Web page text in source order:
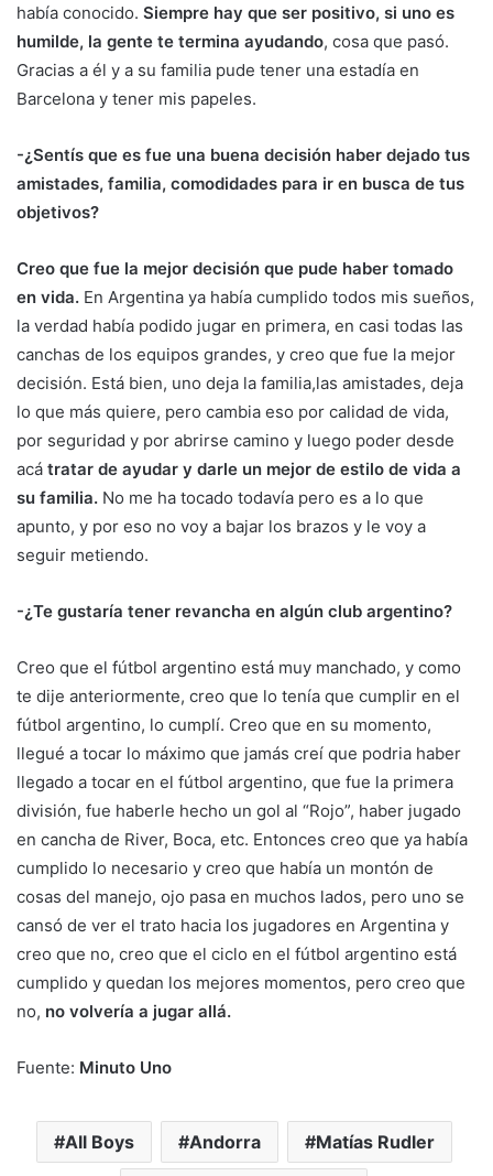
había conocido. Siempre hay que ser positivo, si uno es
humilde, la gente te termina ayudando, cosa que pasó.
Gracias a él y a su familia pude tener una estadía en
Barcelona y tener mis papeles.
-¿Sentís que es fue una buena decisión haber dejado tus
amistades, familia, comodidades para ir en busca de tus
objetivos?
Creo que fue la mejor decisión que pude haber tomado
en vida. En Argentina ya había cumplido todos mis sueños,
la verdad había podido jugar en primera, en casi todas las
canchas de los equipos grandes, y creo que fue la mejor
decisión. Está bien, uno deja la familia,las amistades, deja
lo que más quiere, pero cambia eso por calidad de vida,
por seguridad y por abrirse camino y luego poder desde
acá tratar de ayudar y darle un mejor de estilo de vida a
su familia. No me ha tocado todavía pero es a lo que
apunto, y por eso no voy a bajar los brazos y le voy a
seguir metiendo.
-¿Te gustaría tener revancha en algún club argentino?
Creo que el fútbol argentino está muy manchado, y como
te dije anteriormente, creo que lo tenía que cumplir en el
fútbol argentino, lo cumplí. Creo que en su momento,
llegué a tocar lo máximo que jamás creí que podria haber
llegado a tocar en el fútbol argentino, que fue la primera
división, fue haberle hecho un gol al “Rojo”, haber jugado
en cancha de River, Boca, etc. Entonces creo que ya había
cumplido lo necesario y creo que había un montón de
cosas del manejo, ojo pasa en muchos lados, pero uno se
cansó de ver el trato hacia los jugadores en Argentina y
creo que no, creo que el ciclo en el fútbol argentino está
cumplido y quedan los mejores momentos, pero creo que
no, no volvería a jugar allá.
Fuente: Minuto Uno
All Boys Andorra Matías Rudler